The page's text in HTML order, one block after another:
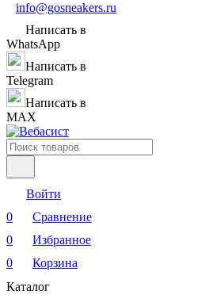
info@gosneakers.ru
Написать в
WhatsApp
Написать в
Telegram
Написать в
MAX
Войти
0
Сравнение
0
Избранное
0
Корзина
Каталог